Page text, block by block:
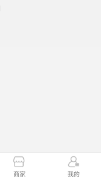
商家 我的